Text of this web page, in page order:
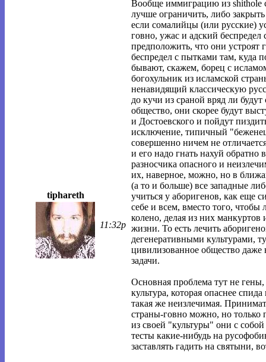
tiphareth
11:32p
Вообще иммиграцию из shithole
лучше ограничить, либо
если сомалийцы (или русские)
говно, ужас и адский
предположить, что они устроят
беспредел с пытками там, куда
бывают, скажем, борец с
богохульник из исламской
ненавидящий классическую
до кучи из сраной вряд ли
общество, они скорее будут
и Достоевского и пойдут
исключение, типичный
совершенно ничем не
и его надо гнать нахуй обратно
разносчика опасного и
их, наверное, можно, но в
(а то и больше) все западные
учиться у аборигенов, как еще
себе и всем, вместо того, чтобы
колено, делая из них манкуртов
жизни. То есть лечить
дегенеративными культурами,
цивилизованное общество даже
задачи.
Основная проблема тут не гены,
культура, которая опаснее
такая же неизлечимая.
страны-говно можно, но только
из своей "культуры" они с
тесты какие-нибудь на
заставлять гадить на святыни,